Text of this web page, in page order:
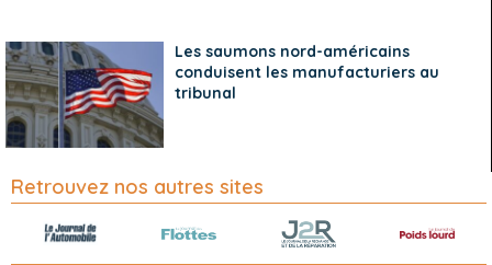
Les saumons nord-américains
conduisent les manufacturiers au
tribunal
Retrouvez nos autres sites